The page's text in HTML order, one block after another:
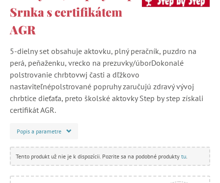
Srnka s certifikátem
AGR
5-dielny set obsahuje aktovku, plný peračník, puzdro na
perá, peňaženku, vrecko na prezuvky/úborDokonalé
polstrovanie chrbtovwj časti a dľžkovo
nastaviteľnépolstrované popruhy zaručujú zdravý vývoj
chrbtice dieťaťa, preto školské aktovky Step by step získali
certifikát AGR.
Popis a parametre
Tento produkt už nie je k dispozícii. Pozrite sa na podobné produkty tu